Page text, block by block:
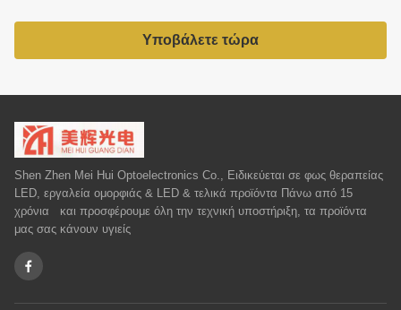
Υποβάλετε τώρα
Shen Zhen Mei Hui Optoelectronics Co., Ειδικεύεται σε φως θεραπείας
LED, εργαλεία ομορφιάς & LED & τελικά προϊόντα Πάνω από 15
χρόνια και προσφέρουμε όλη την τεχνική υποστήριξη, τα προϊόντα
μας σας κάνουν υγιείς